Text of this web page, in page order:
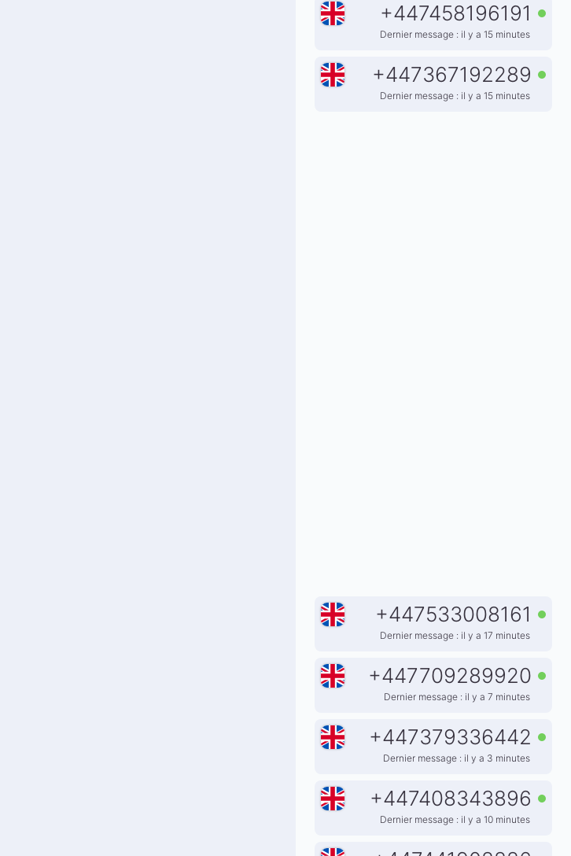
+447458196191
Dernier message : il y a 15 minutes
+447367192289
Dernier message : il y a 15 minutes
+447533008161
Dernier message : il y a 17 minutes
+447709289920
Dernier message : il y a 7 minutes
+447379336442
Dernier message : il y a 3 minutes
+447408343896
Dernier message : il y a 10 minutes